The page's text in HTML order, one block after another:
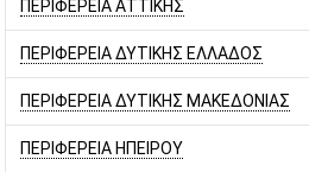
ΠΕΡΙΦΕΡΕΙΑ ΑΤΤΙΚΗΣ
ΠΕΡΙΦΕΡΕΙΑ ΔΥΤΙΚΗΣ ΕΛΛΑΔΟΣ
ΠΕΡΙΦΕΡΕΙΑ ΔΥΤΙΚΗΣ ΜΑΚΕΔΟΝΙΑΣ
ΠΕΡΙΦΕΡΕΙΑ ΗΠΕΙΡΟΥ